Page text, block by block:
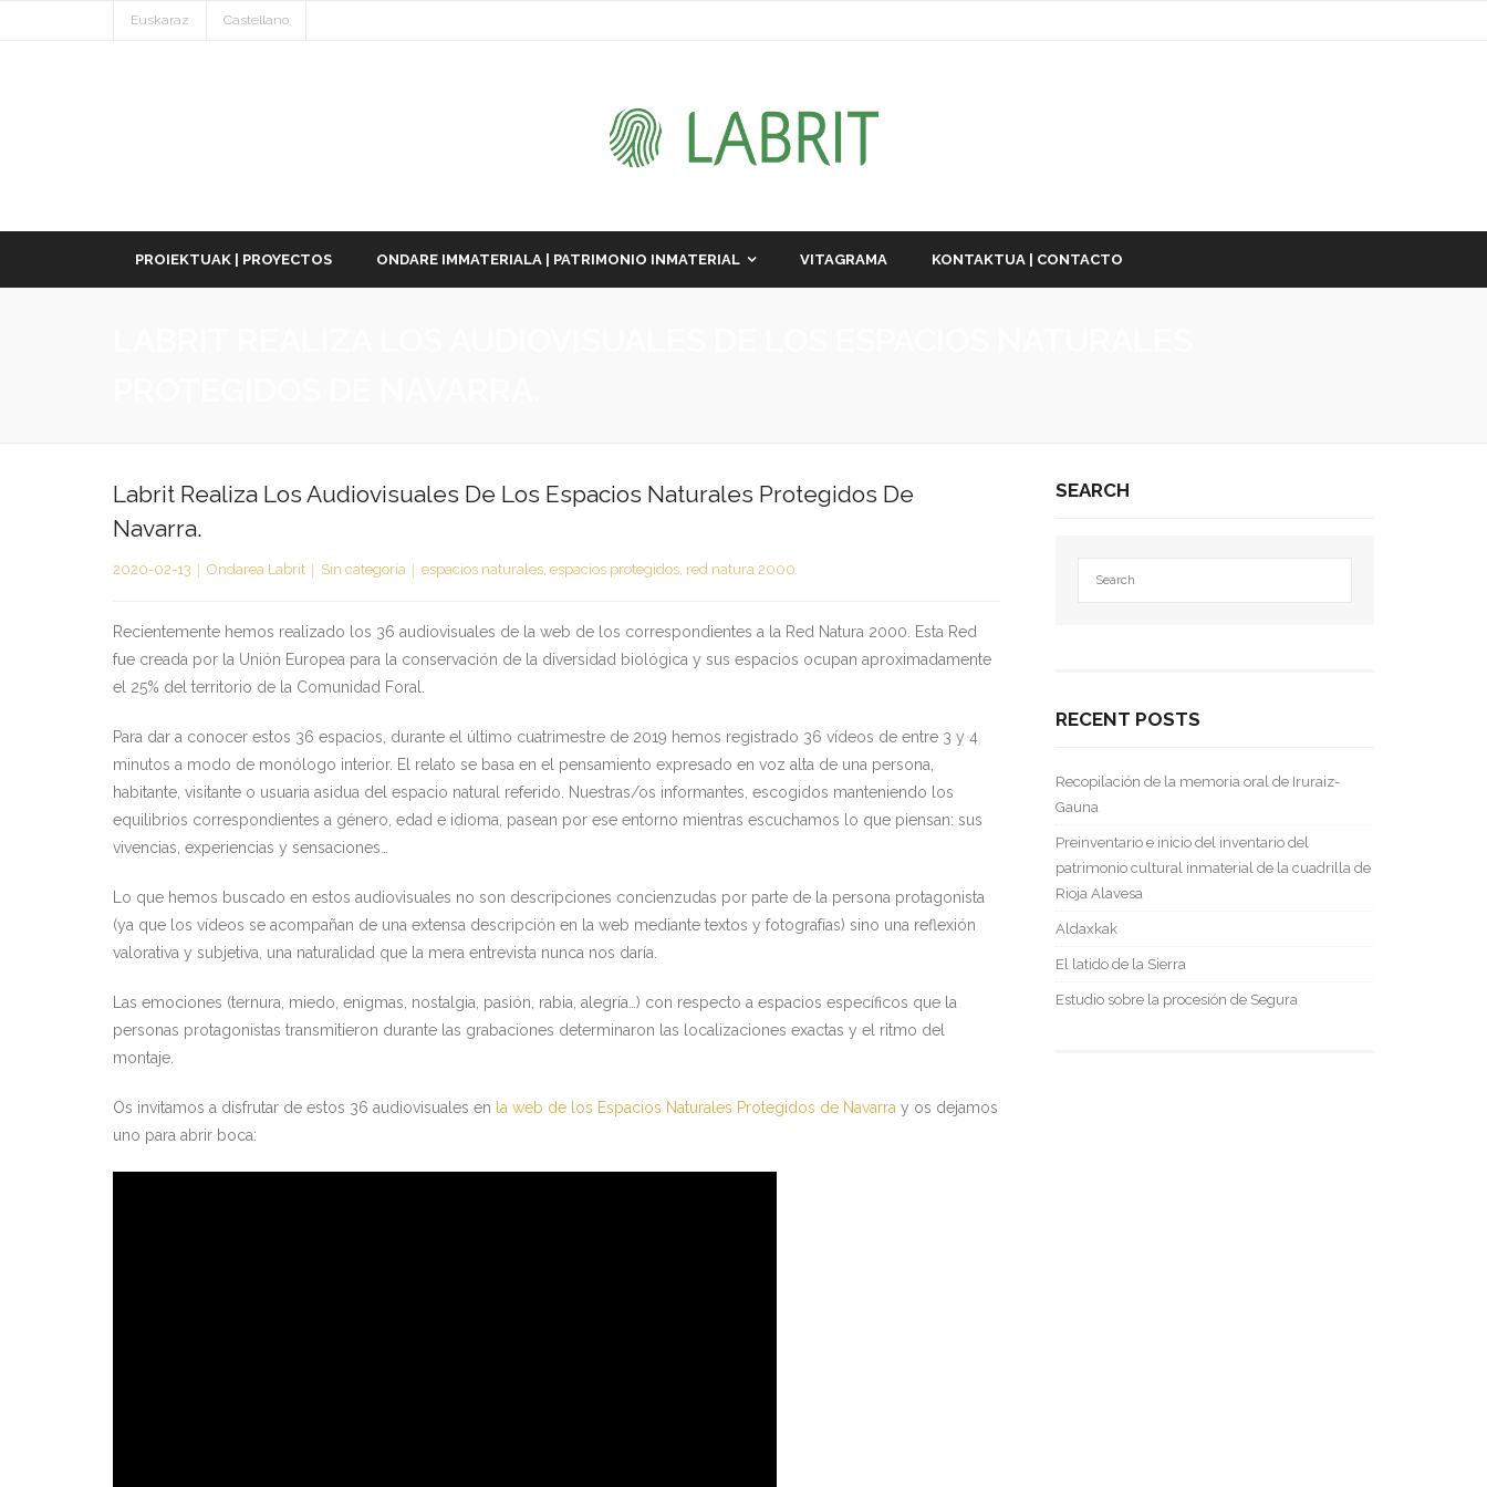
Euskaraz Castellano
PROIEKTUAK | PROYECTOS ONDARE IMMATERIALA | PATRIMONIO INMATERIAL VITAGRAMA KONTAKTUA | CONTACTO
Labrit Realiza Los Audiovisuales De Los Espacios Naturales Protegidos De
Navarra.
2020-02-13 Ondarea Labrit Sin categoría espacios naturales, espacios protegidos, red natura 2000
Recientemente hemos realizado los 36 audiovisuales de la web de los correspondientes a la Red Natura 2000. Esta Red
fue creada por la Unión Europea para la conservación de la diversidad biológica y sus espacios ocupan aproximadamente
el 25% del territorio de la Comunidad Foral.
Para dar a conocer estos 36 espacios, durante el último cuatrimestre de 2019 hemos registrado 36 vídeos de entre 3 y 4
minutos a modo de monólogo interior. El relato se basa en el pensamiento expresado en voz alta de una persona,
habitante, visitante o usuaria asidua del espacio natural referido. Nuestras/os informantes, escogidos manteniendo los
equilibrios correspondientes a género, edad e idioma, pasean por ese entorno mientras escuchamos lo que piensan: sus
vivencias, experiencias y sensaciones…
Lo que hemos buscado en estos audiovisuales no son descripciones concienzudas por parte de la persona protagonista
(ya que los vídeos se acompañan de una extensa descripción en la web mediante textos y fotografías) sino una reflexión
valorativa y subjetiva, una naturalidad que la mera entrevista nunca nos daría.
Las emociones (ternura, miedo, enigmas, nostalgia, pasión, rabia, alegría…) con respecto a espacios específicos que la
personas protagonistas transmitieron durante las grabaciones determinaron las localizaciones exactas y el ritmo del
montaje.
Os invitamos a disfrutar de estos 36 audiovisuales en la web de los Espacios Naturales Protegidos de Navarra y os dejamos
uno para abrir boca:
SEARCH
RECENT POSTS
Recopilación de la memoria oral de Iruraiz-
Gauna
Preinventario e inicio del inventario del
patrimonio cultural inmaterial de la cuadrilla de
Rioja Alavesa
Aldaxkak
El latido de la Sierra
Estudio sobre la procesión de Segura